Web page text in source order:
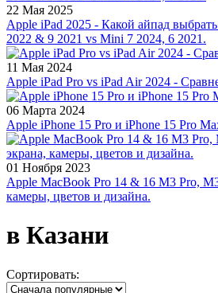
22 Мая 2025
Apple iPad 2025 - Какой айпад
2022 & 9 2021 vs Mini 7 2024, 6 2021.
11 Мая 2024
Apple iPad Pro vs iPad Air 2024 -
06 Марта 2024
Apple iPhone 15 Pro и iPhone 15 Pro
01 Ноября 2023
Apple MacBook Pro 14 & 16 M3 Pro,
камеры, цветов и дизайна.
в Казани
Сортировать: